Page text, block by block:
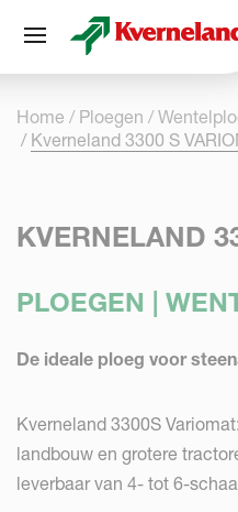
Home Ploegen
Kverneland 3300 S
KVERNELAND
PLOEGEN |
De ideale ploeg voor
Kverneland 3300S
landbouw en grotere
leverbaar van 4- tot 6-
Cookies beheer paneel